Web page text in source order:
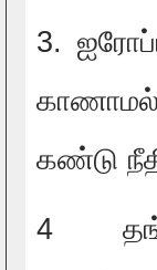
3.
கண்டு
4